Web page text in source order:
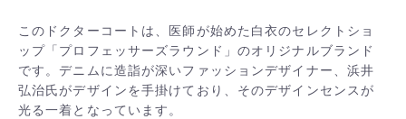
このドクターコートは、医師が始めた白衣のセレクトショ
ップ「プロフェッサーズラウンド」のオリジナルブランド
です。デニムに造詣が深いファッションデザイナー、浜井
弘治氏がデザインを手掛けており、そのデザインセンスが
光る一着となっています。